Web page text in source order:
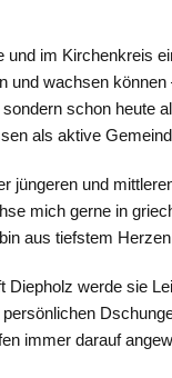
und im Kirchenkreis
und wachsen
schon heute
als aktive
jüngeren und
mich gerne in
aus tiefstem Herzen
Diepholz werde sie
immer darauf